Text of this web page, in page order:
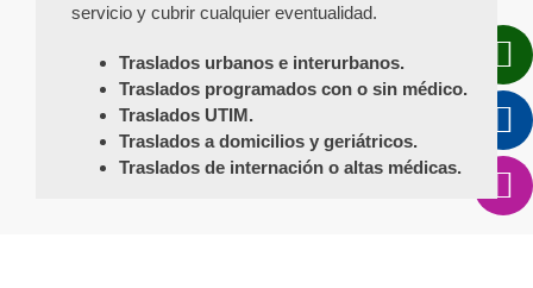
servicio y cubrir cualquier eventualidad.
Traslados urbanos e interurbanos.
Traslados programados con o sin médico.
Traslados UTIM.
Traslados a domicilios y geriátricos.
Traslados de internación o altas médicas.